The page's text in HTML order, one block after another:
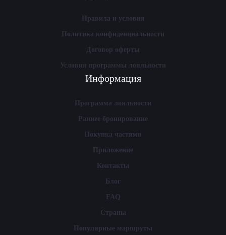
Правила и условия
Политика конфиденциальности
Договор оферты
Условия программы лояльности
Информация
Программа лояльности
Раннее бронирование
Покупка частями
Приложение
Контакты
Блог
FAQ
Страны
Популярные маршруты